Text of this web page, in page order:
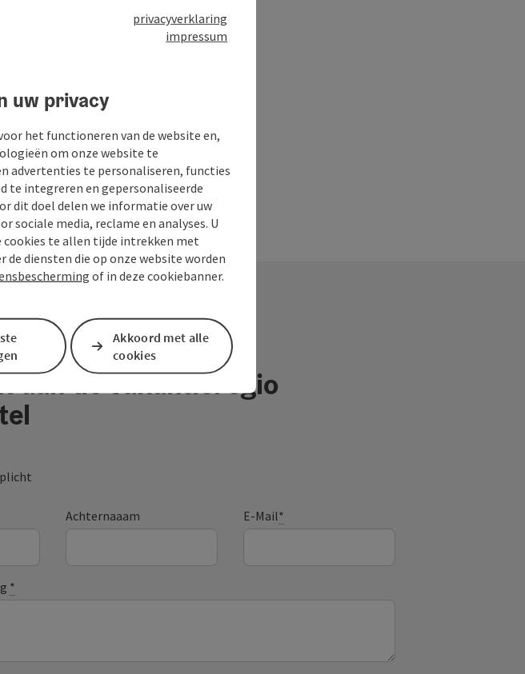
aan de vakantieregio
Achternaaam E-Mail*
*
privacyverklaring
impressum
uw privacy
het functioneren van de website en,
om onze website te
advertenties te personaliseren, functies
te integreren en gepersonaliseerde
dit doel delen we informatie over uw
sociale media, reclame en analyses. U
te allen tijde intrekken met
diensten die op onze website worden
of in deze cookiebanner.
Akkoord met alle
cookies